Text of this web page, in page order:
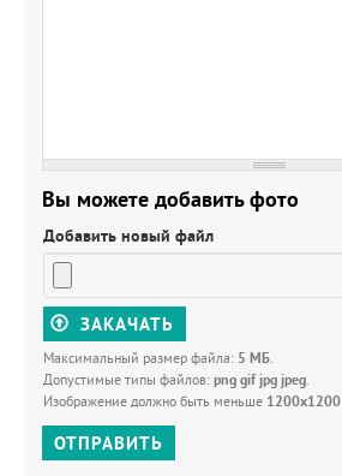
Вы можете добавить фото
Добавить новый файл
ЗАКАЧАТЬ
Максимальный размер файла: 5 МБ.
Допустимые типы файлов: png gif jpg jpeg.
Изображение должно быть меньше 1200x1200
ОТПРАВИТЬ